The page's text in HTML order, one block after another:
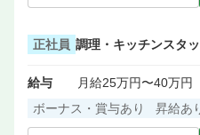
正社員 調理・キッチンスタ
給与
月給25万円〜40万円
ボーナス・賞与あり
昇給あ